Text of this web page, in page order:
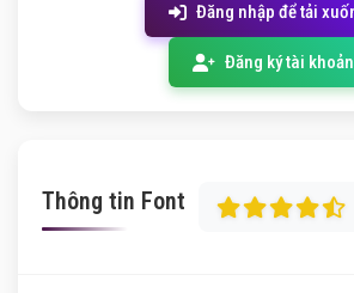
Đăng nhập để tải
Đăng ký tài khoản
Thông tin Font